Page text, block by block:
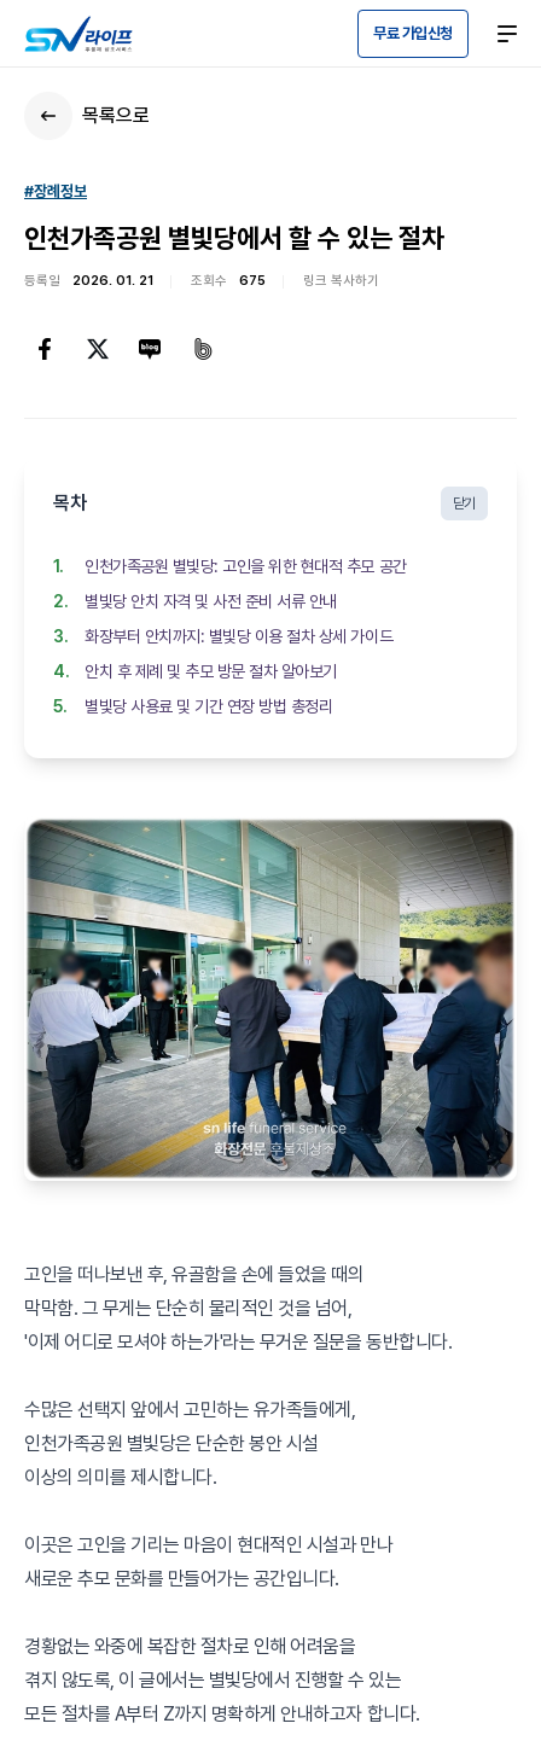
무료 가입신청
목록으로
#장례정보
인천가족공원 별빛당에서 할 수 있는 절차
등록일 2026. 01. 21 조회수 675 링크 복사하기
목차 닫기
인천가족공원 별빛당: 고인을 위한 현대적 추모 공간
별빛당 안치 자격 및 사전 준비 서류 안내
화장부터 안치까지: 별빛당 이용 절차 상세 가이드
안치 후 제례 및 추모 방문 절차 알아보기
별빛당 사용료 및 기간 연장 방법 총정리
고인을 떠나보낸 후, 유골함을 손에 들었을 때의
막막함. 그 무게는 단순히 물리적인 것을 넘어,
'이제 어디로 모셔야 하는가'라는 무거운 질문을 동반합니다.
수많은 선택지 앞에서 고민하는 유가족들에게,
인천가족공원 별빛당은 단순한 봉안 시설
이상의 의미를 제시합니다.
이곳은 고인을 기리는 마음이 현대적인 시설과 만나
새로운 추모 문화를 만들어가는 공간입니다.
경황없는 와중에 복잡한 절차로 인해 어려움을
겪지 않도록, 이 글에서는 별빛당에서 진행할 수 있는
모든 절차를 A부터 Z까지 명확하게 안내하고자 합니다.